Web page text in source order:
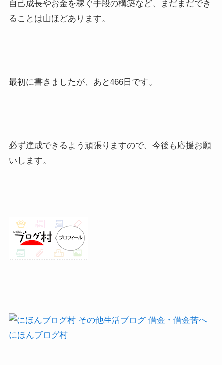
自己成長やお金を稼ぐ手段の構築など、まだまだでき
ることは山ほどあります。
最初に書きましたが、あと466日です。
必ず達成できるよう頑張りますので、今後も応援お願
いします。
にほんブログ村